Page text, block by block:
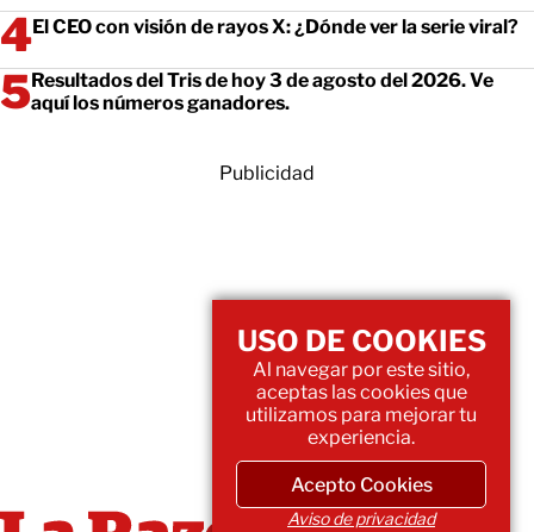
El CEO con visión de rayos X: ¿Dónde ver la serie viral?
Resultados del Tris de hoy 3 de agosto del 2026. Ve
aquí los números ganadores.
Publicidad
USO DE COOKIES
Al navegar por este sitio,
aceptas las cookies que
utilizamos para mejorar tu
experiencia.
Acepto Cookies
Aviso de privacidad